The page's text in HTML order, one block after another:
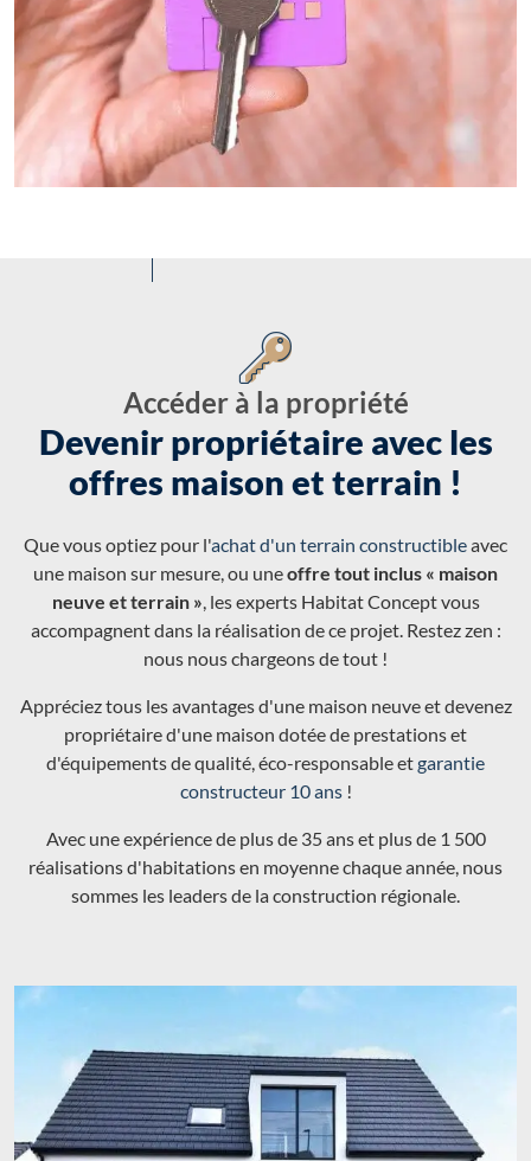
Accéder à la propriété
Devenir propriétaire avec les
offres maison et terrain !
Que vous optiez pour l'achat d'un terrain constructibleavec
une maison sur mesure, ou uneoffre tout inclus « maison
neuve et terrain », les experts Habitat Concept vous
accompagnent dans la réalisation de ce projet. Restez zen :
nous nous chargeons de tout !
Appréciez tous les avantages d'une maison neuve et devenez
propriétaire d'une maison dotée de prestations et
d'équipements de qualité, éco-responsable etgarantie
constructeur 10 ans!
Avec une expérience de plus de 35 ans et plus de 1 500
réalisations d'habitations en moyenne chaque année, nous
sommes les leaders de la construction régionale.